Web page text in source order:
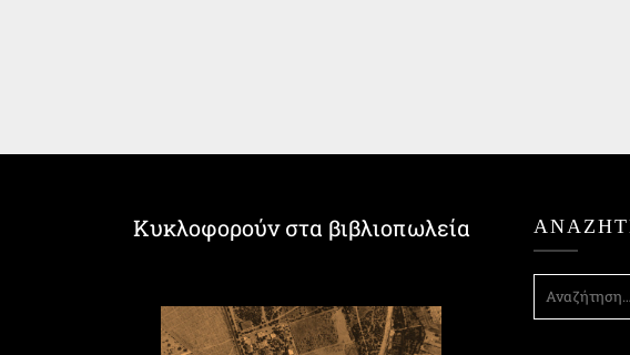
Κυκλοφορούν στα βιβλιοπωλεία
ΑΝΑΖΉΤΗΣΗ
ΓΙΑ: